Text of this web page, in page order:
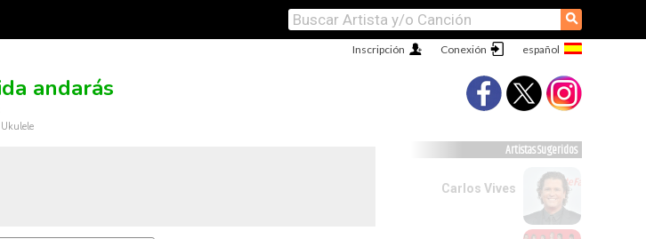
⚲
Conexión
Inscripción
andarás
Artistas Sugeridos
Carlos Vives